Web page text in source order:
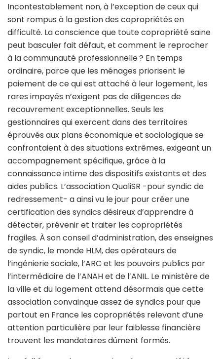
Incontestablement non, à l’exception de ceux qui
sont rompus à la gestion des copropriétés en
difficulté. La conscience que toute copropriété saine
peut basculer fait défaut, et comment le reprocher
à la communauté professionnelle ? En temps
ordinaire, parce que les ménages priorisent le
paiement de ce qui est attaché à leur logement, les
rares impayés n’exigent pas de diligences de
recouvrement exceptionnelles. Seuls les
gestionnaires qui exercent dans des territoires
éprouvés aux plans économique et sociologique se
confrontaient à des situations extrêmes, exigeant un
accompagnement spécifique, grâce à la
connaissance intime des dispositifs existants et des
aides publics. L’association QualiSR -pour syndic de
redressement- a ainsi vu le jour pour créer une
certification des syndics désireux d’apprendre à
détecter, prévenir et traiter les copropriétés
fragiles. À son conseil d’administration, des enseignes
de syndic, le monde HLM, des opérateurs de
l’ingénierie sociale, l’ARC et les pouvoirs publics par
l’intermédiaire de l’ANAH et de l’ANIL. Le ministère de
la ville et du logement attend désormais que cette
association convainque assez de syndics pour que
partout en France les copropriétés relevant d’une
attention particulière par leur faiblesse financière
trouvent les mandataires dûment formés.